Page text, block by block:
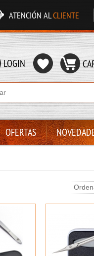
ATENCIÓN ALCLIENTE
LOGIN
OFERTAS